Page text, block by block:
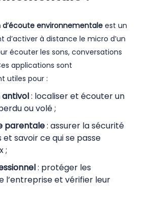
environnementale est un
à distance le micro d’un
écouter les sons, conversations
applications sont
utiles pour :
: localiser et écouter un
ou volé ;
parentale: assurer la sécurité
savoir ce qui se passe
;
: protéger les
l’entreprise et vérifier leur